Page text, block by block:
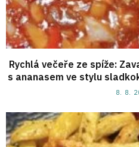
Rychlá večeře ze spíže:
s ananasem ve stylu
8. 8.